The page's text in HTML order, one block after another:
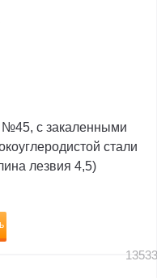
с закаленными
стали
лезвия 4,5)